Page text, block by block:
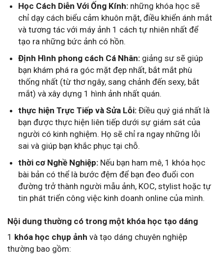
Học Cách Diễn Với Ống Kính: những khóa học sẽ
chỉ dạy cách biểu cảm khuôn mặt, điều khiển ánh mắt
và tương tác với máy ảnh 1 cách tự nhiên nhất để
tạo ra những bức ảnh có hồn.
Định Hình phong cách Cá Nhân: giảng sư sẽ giúp
bạn khám phá ra góc mặt đẹp nhất, bắt mắt phù
thống nhất (từ thơ ngây, sang chảnh đến sexy, bắt
mắt) và xây dựng 1 hình ảnh nhất quán.
thực hiện Trực Tiếp và Sửa Lỗi: Điều quý giá nhất là
bạn được thực hiện liên tiếp dưới sự giám sát của
người có kinh nghiệm. Họ sẽ chỉ ra ngay những lỗi
sai và giúp bạn khắc phục tại chỗ.
thời cơ Nghề Nghiệp: Nếu bạn ham mê, 1 khóa học
bài bản có thể là bước đệm để bạn đeo đuổi con
đường trở thành người mẫu ảnh, KOC, stylist hoặc tự
tin phát triển công việc kinh doanh online của mình.
Nội dung thường có trong một khóa học tạo dáng
1 khóa học chụp ảnh và tạo dáng chuyên nghiệp
thường bao gồm: